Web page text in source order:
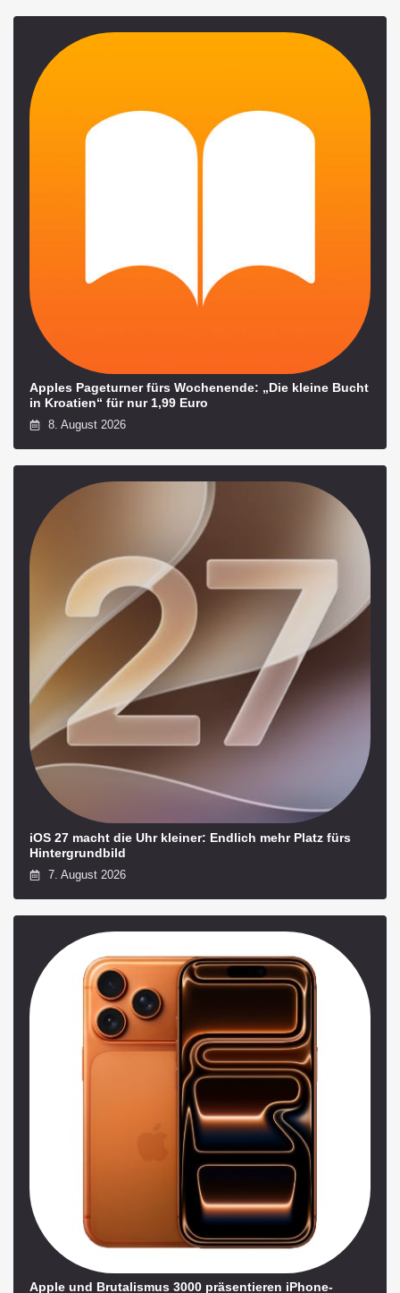
Apples Pageturner fürs Wochenende: „Die kleine Bucht
in Kroatien“ für nur 1,99 Euro
8. August 2026
iOS 27 macht die Uhr kleiner: Endlich mehr Platz fürs
Hintergrundbild
7. August 2026
Apple und Brutalismus 3000 präsentieren iPhone-